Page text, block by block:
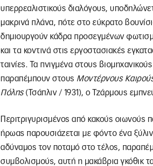
υπερρεαλιστικούς διαλόγους,
μακρινά πλάνα, πότε στο εύκρατο
δημιουργούν κάδρα προσεγμένων
και τα κοντινά στις εργοστασιακές
ταινίες. Τα πνιγμένα στους
παραπέμπουν στους Μοντέρνους
Πόλης(Τσάπλιν / 1931), ο Τζάρμους
Περιτριγυρισμένος από κακούς οιωνούς
ήρωας παρουσιάζεται με φόντο ένα
αδύναμος τον ποταμό στο τέλος,
συμβολισμούς, αυτή η μακάβρια γκόθικ